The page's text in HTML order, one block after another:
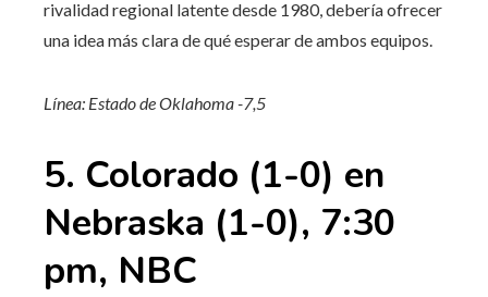
rivalidad regional latente desde 1980, debería ofrecer
una idea más clara de qué esperar de ambos equipos.
Línea: Estado de Oklahoma -7,5
5. Colorado (1-0) en
Nebraska (1-0), 7:30
pm, NBC